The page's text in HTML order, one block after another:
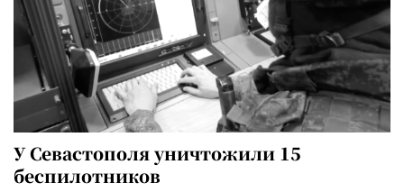
У Севастополя уничтожили 15
беспилотников